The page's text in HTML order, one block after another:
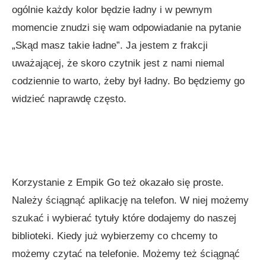
ogólnie każdy kolor będzie ładny i w pewnym
momencie znudzi się wam odpowiadanie na pytanie
„Skąd masz takie ładne”. Ja jestem z frakcji
uważającej, że skoro czytnik jest z nami niemal
codziennie to warto, żeby był ładny. Bo będziemy go
widzieć naprawdę często.
Korzystanie z Empik Go też okazało się proste.
Należy ściągnąć aplikację na telefon. W niej możemy
szukać i wybierać tytuły które dodajemy do naszej
biblioteki. Kiedy już wybierzemy co chcemy to
możemy czytać na telefonie. Możemy też ściągnąć